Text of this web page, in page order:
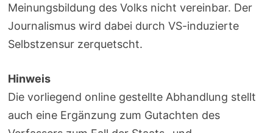
Meinungsbildung des Volks nicht vereinbar. Der
Journalismus wird dabei durch VS-induzierte
Selbstzensur zerquetscht.
Hinweis
Die vorliegend online gestellte Abhandlung stellt
auch eine Ergänzung zum Gutachten des